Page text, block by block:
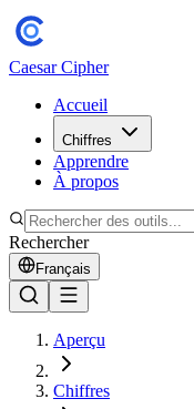
Caesar Cipher
Accueil
Chiffres
Apprendre
À propos
Rechercher
Français
Aperçu
Chiffres